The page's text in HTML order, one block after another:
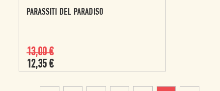
PARASSITI DEL PARADISO
13,00€
12,35 €